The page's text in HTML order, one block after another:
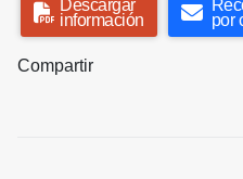
Descargar
información
por
Compartir